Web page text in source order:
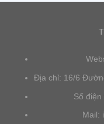
Địa chỉ: 16/6
‪Số
Mail: